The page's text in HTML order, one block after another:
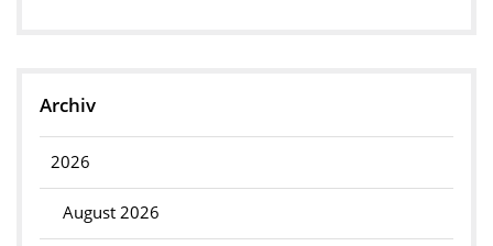
Archiv
2026
August 2026